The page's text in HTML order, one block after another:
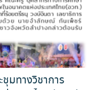
มทางวิชาการ